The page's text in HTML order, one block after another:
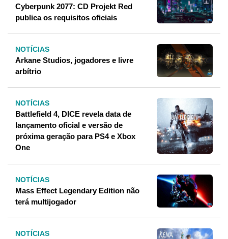
Cyberpunk 2077: CD Projekt Red
publica os requisitos oficiais
NOTÍCIAS
Arkane Studios, jogadores e livre
arbítrio
NOTÍCIAS
Battlefield 4, DICE revela data de
lançamento oficial e versão de
próxima geração para PS4 e Xbox
One
NOTÍCIAS
Mass Effect Legendary Edition não
terá multijogador
NOTÍCIAS